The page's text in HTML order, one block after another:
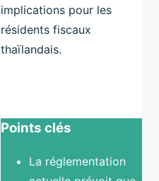
implications pour les
résidents fiscaux
thaïlandais.
Points clés
La réglementation